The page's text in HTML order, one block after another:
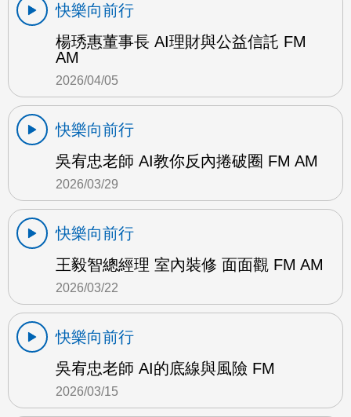
快樂向前行
楊琇惠董事長 AI理財與公益信託 FM
AM
2026/04/05
快樂向前行
吳宥忠老師 AI教你反內捲破圈 FM AM
2026/03/29
快樂向前行
王毅智總經理 室內裝修 面面觀 FM AM
2026/03/22
快樂向前行
吳宥忠老師 AI的底線與風險 FM
2026/03/15